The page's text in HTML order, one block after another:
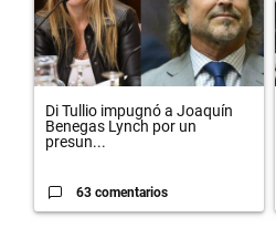
Di Tullio impugnó a Joaquín
Benegas Lynch por un
presun...
63 comentarios